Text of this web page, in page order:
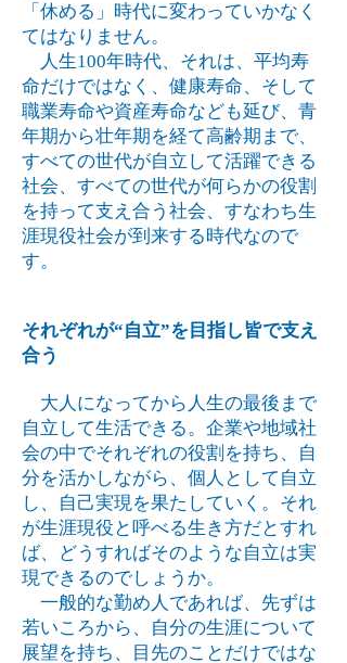
「休める」時代に変わっていかなく
てはなりません。
人生100年時代、それは、平均寿
命だけではなく、健康寿命、そして
職業寿命や資産寿命なども延び、青
年期から壮年期を経て高齢期まで、
すべての世代が自立して活躍できる
社会、すべての世代が何らかの役割
を持って支え合う社会、すなわち生
涯現役社会が到来する時代なので
す。
それぞれが“自立”を目指し皆で支え
合う
大人になってから人生の最後まで
自立して生活できる。企業や地域社
会の中でそれぞれの役割を持ち、自
分を活かしながら、個人として自立
し、自己実現を果たしていく。それ
が生涯現役と呼べる生き方だとすれ
ば、どうすればそのような自立は実
現できるのでしょうか。
一般的な勤め人であれば、先ずは
若いころから、自分の生涯について
展望を持ち、目先のことだけではな